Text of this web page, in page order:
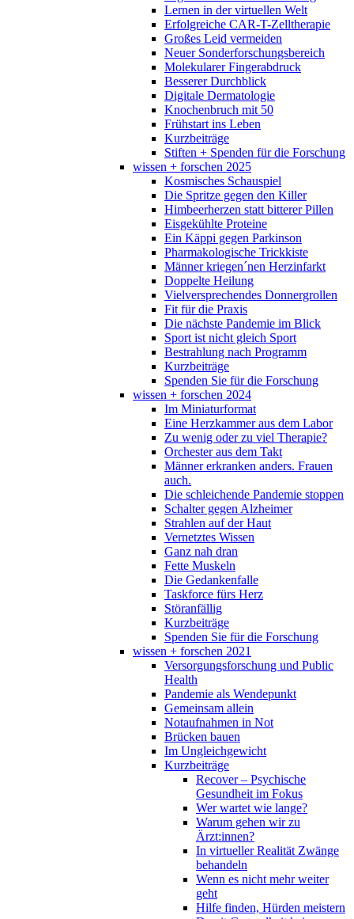
Lernen in der virtuellen Welt
Erfolgreiche CAR-T-Zelltherapie
Großes Leid vermeiden
Neuer Sonderforschungsbereich
Molekularer Fingerabdruck
Besserer Durchblick
Digitale Dermatologie
Knochenbruch mit 50
Frühstart ins Leben
Kurzbeiträge
Stiften + Spenden für die Forschung
wissen + forschen 2025
Kosmisches Schauspiel
Die Spritze gegen den Killer
Himbeerherzen statt bitterer Pillen
Eisgekühlte Proteine
Ein Käppi gegen Parkinson
Pharmakologische Trickkiste
Männer kriegen´nen Herzinfarkt
Doppelte Heilung
Vielversprechendes Donnergrollen
Fit für die Praxis
Die nächste Pandemie im Blick
Sport ist nicht gleich Sport
Bestrahlung nach Programm
Kurzbeiträge
Spenden Sie für die Forschung
wissen + forschen 2024
Im Miniaturformat
Eine Herzkammer aus dem Labor
Zu wenig oder zu viel Therapie?
Orchester aus dem Takt
Männer erkranken anders. Frauen
auch.
Die schleichende Pandemie stoppen
Schalter gegen Alzheimer
Strahlen auf der Haut
Vernetztes Wissen
Ganz nah dran
Fette Muskeln
Die Gedankenfalle
Taskforce fürs Herz
Störanfällig
Kurzbeiträge
Spenden Sie für die Forschung
wissen + forschen 2021
Versorgungsforschung und Public
Health
Pandemie als Wendepunkt
Gemeinsam allein
Notaufnahmen in Not
Brücken bauen
Im Ungleichgewicht
Kurzbeiträge
Recover – Psychische
Gesundheit im Fokus
Wer wartet wie lange?
Warum gehen wir zu
Ärzt:innen?
In virtueller Realität Zwänge
behandeln
Wenn es nicht mehr weiter
geht
Hilfe finden, Hürden meistern